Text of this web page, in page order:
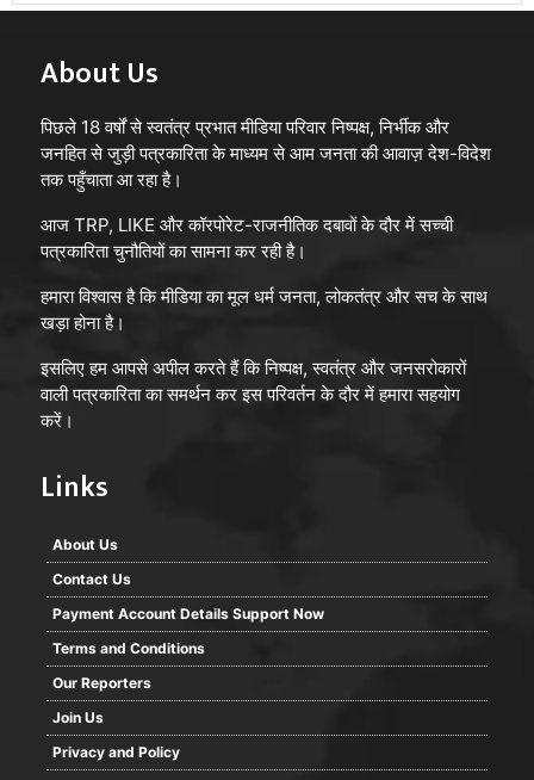
About Us
पिछले 18 वर्षों से स्वतंत्र प्रभात मीडिया परिवार निष्पक्ष, निर्भीक और
जनहित से जुड़ी पत्रकारिता के माध्यम से आम जनता की आवाज़ देश-विदेश
तक पहुँचाता आ रहा है।
आज TRP, LIKE और कॉरपोरेट-राजनीतिक दबावों के दौर में सच्ची
पत्रकारिता चुनौतियों का सामना कर रही है।
हमारा विश्वास है कि मीडिया का मूल धर्म जनता, लोकतंत्र और सच के साथ
खड़ा होना है।
इसलिए हम आपसे अपील करते हैं कि निष्पक्ष, स्वतंत्र और जनसरोकारों
वाली पत्रकारिता का समर्थन कर इस परिवर्तन के दौर में हमारा सहयोग
करें।
Links
About Us
Contact Us
Payment Account Details Support Now
Terms and Conditions
Our Reporters
Join Us
Privacy and Policy